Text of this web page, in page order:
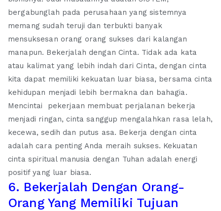
bergabunglah pada perusahaan yang sistemnya
memang sudah teruji dan terbukti banyak
mensuksesan orang orang sukses dari kalangan
manapun. Bekerjalah dengan Cinta. Tidak ada kata
atau kalimat yang lebih indah dari Cinta, dengan cinta
kita dapat memiliki kekuatan luar biasa, bersama cinta
kehidupan menjadi lebih bermakna dan bahagia.
Mencintai pekerjaan membuat perjalanan bekerja
menjadi ringan, cinta sanggup mengalahkan rasa lelah,
kecewa, sedih dan putus asa. Bekerja dengan cinta
adalah cara penting Anda meraih sukses. Kekuatan
cinta spiritual manusia dengan Tuhan adalah energi
positif yang luar biasa.
6. Bekerjalah Dengan Orang-
Orang Yang Memiliki Tujuan